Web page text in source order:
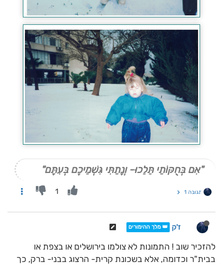
"אִם בְּחֻקּוֹתַי תֵּלֵכוּ- וְנָתַתִּי גִּשְׁמֵיכֶם בְּעִתָּם"
תגובה 1 1
ז'ק 👑 מלך ההימורים
להזכיר שוב ! התמונות לא צולמו בירושלים או בצפת או
בבית"ר וכדומה, אלא בשכונת קרית- הרצוג בבני- ברק, כך